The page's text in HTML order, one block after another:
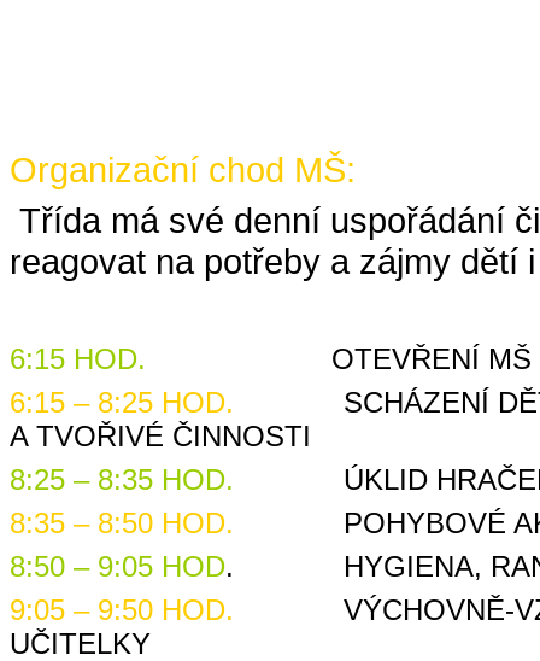
Organizační chod MŠ:
Třída má své denní uspořádání
reagovat na potřeby a zájmy dětí
6:15 HOD.
OTEVŘENÍ MŠ
6:15 – 8:25 HOD.
SCHÁZENÍ DĚTÍ,
A TVOŘIVÉ ČINNOSTI
8:25 – 8:35 HOD.
ÚKLID HRAČEK,
8:35 – 8:50 HOD.
POHYBOVÉ
8:50 – 9:05 HOD. HYGIENA,
9:05 – 9:50 HOD. VÝCHOVNĚ-
UČITELKY